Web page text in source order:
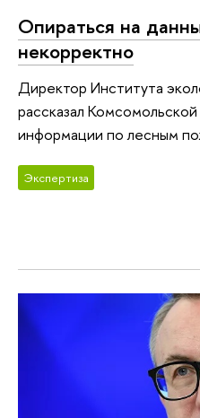
Опираться на
некорректно
Директор Института
рассказал
информации по лесным
Экспертиза